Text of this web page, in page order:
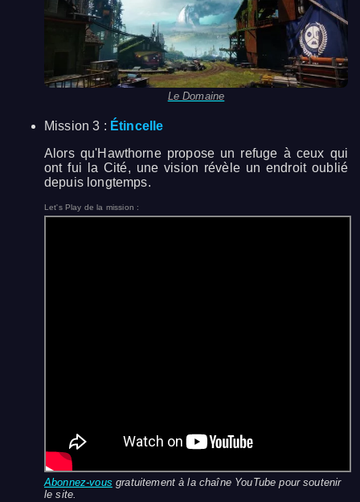
Le Domaine
Mission 3 : Étincelle
Alors qu'Hawthorne propose un refuge à ceux qui
ont fui la Cité, une vision révèle un endroit oublié
depuis longtemps.
Let's Play de la mission :
Abonnez-vous gratuitement à la chaîne YouTube pour soutenir
le site.